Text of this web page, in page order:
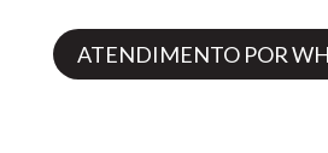
ATENDIMENTO POR